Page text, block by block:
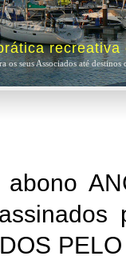
os seus Associados até
abono